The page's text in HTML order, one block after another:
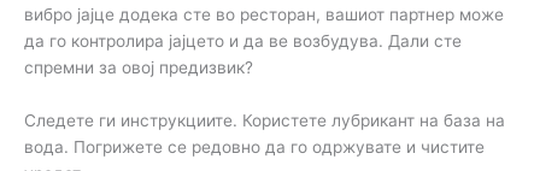
вибро јајце додека сте во ресторан, вашиот партнер може
да го контролира јајцето и да ве возбудува. Дали сте
спремни за овој предизвик?
Следете ги инструкциите. Користете лубрикант на база на
вода. Погрижете се редовно да го одржувате и чистите